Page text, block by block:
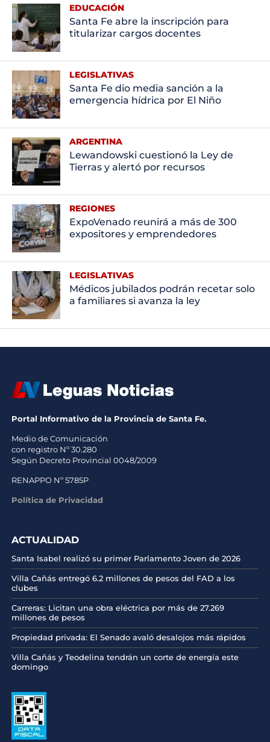
EDUCACIÓN
Santa Fe abre la inscripción para
titularizar cargos docentes
LEGISLATIVAS
Santa Fe dio media sanción a la
emergencia hídrica por El Niño
ARGENTINA
Lewandowski cuestionó la Ley de
Tierras y alertó por recursos
REGIONES
ExpoVenado reunirá a más de 300
expositores y emprendedores
LEGISLATIVAS
Médicos jubilados podrán recetar solo
a familiares si avanza la ley
Portal Informativo de la Provincia de Santa Fe.
Medio de Comunicación
con registro Nº 30.280
Según Decreto Provincial 0048/2009
RENAPPO Nº 5785P
Política de Privacidad
ACTUALIDAD
Santa Isabel realizó su primer Parlamento Joven de 2026
Villa Cañás entregó 6.2 millones de pesos del FAD a los
clubes
Carreras: Licitan una obra eléctrica por más de 27.269
millones de pesos
Propiedad privada: El Senado avaló desalojos más rápidos
Villa Cañás y Teodelina tendrán un corte de energía este
domingo